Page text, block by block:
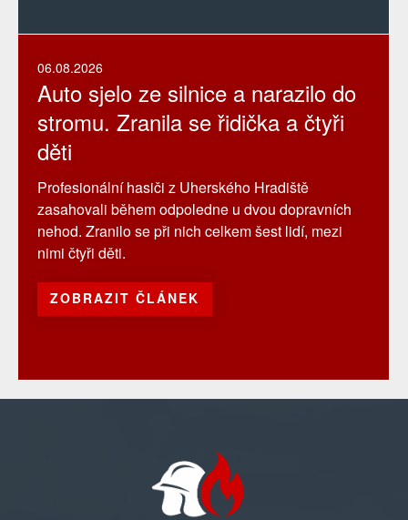
06.08.2026
Auto sjelo ze silnice a narazilo do
stromu. Zranila se řidička a čtyři
děti
Profesionální hasiči z Uherského Hradiště
zasahovali během odpoledne u dvou dopravních
nehod. Zranilo se při nich celkem šest lidí, mezi
nimi čtyři děti.
ZOBRAZIT ČLÁNEK